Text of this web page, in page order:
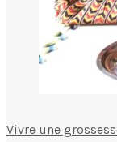
Vivre une